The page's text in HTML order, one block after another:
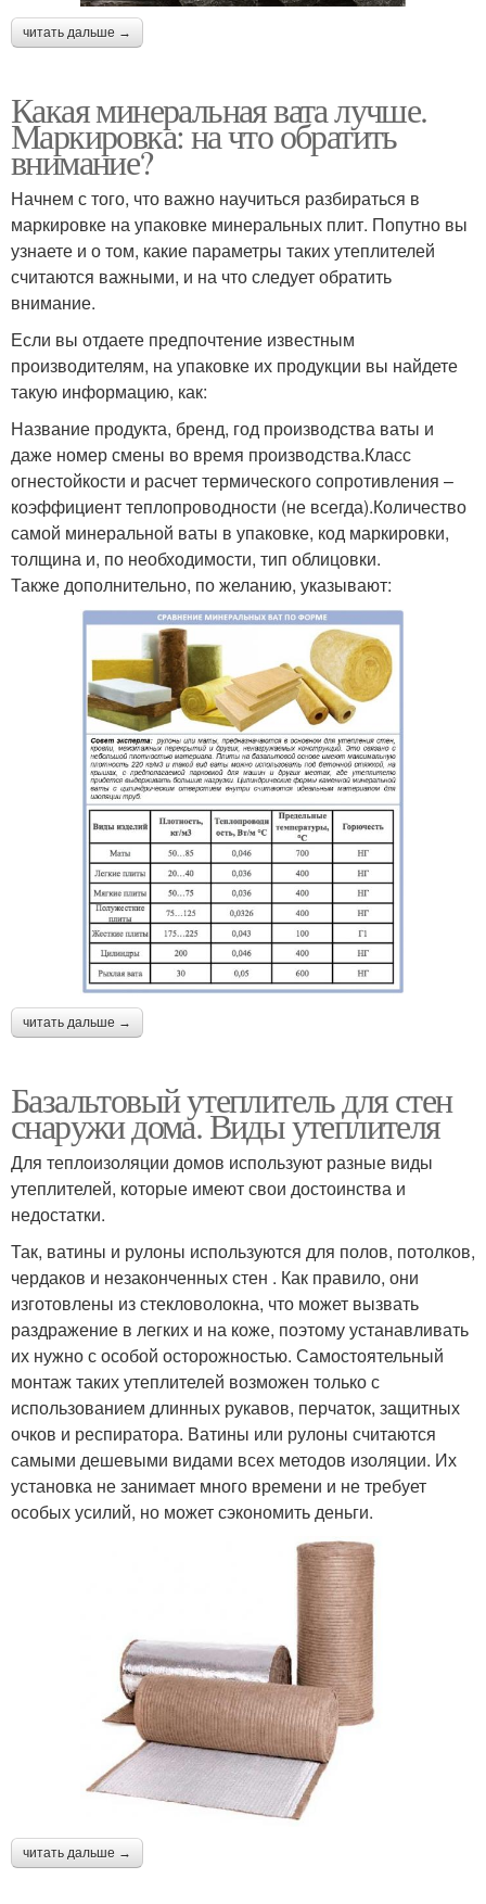
читать дальше →
Какая минеральная вата лучше.
Маркировка: на что обратить
внимание?
Начнем с того, что важно научиться разбираться в
маркировке на упаковке минеральных плит. Попутно вы
узнаете и о том, какие параметры таких утеплителей
считаются важными, и на что следует обратить
внимание.
Если вы отдаете предпочтение известным
производителям, на упаковке их продукции вы найдете
такую информацию, как:
Название продукта, бренд, год производства ваты и
даже номер смены во время производства.Класс
огнестойкости и расчет термического сопротивления –
коэффициент теплопроводности (не всегда).Количество
самой минеральной ваты в упаковке, код маркировки,
толщина и, по необходимости, тип облицовки.
Также дополнительно, по желанию, указывают:
читать дальше →
Базальтовый утеплитель для стен
снаружи дома. Виды утеплителя
Для теплоизоляции домов используют разные виды
утеплителей, которые имеют свои достоинства и
недостатки.
Так, ватины и рулоны используются для полов, потолков,
чердаков и незаконченных стен . Как правило, они
изготовлены из стекловолокна, что может вызвать
раздражение в легких и на коже, поэтому устанавливать
их нужно с особой осторожностью. Самостоятельный
монтаж таких утеплителей возможен только с
использованием длинных рукавов, перчаток, защитных
очков и респиратора. Ватины или рулоны считаются
самыми дешевыми видами всех методов изоляции. Их
установка не занимает много времени и не требует
особых усилий, но может сэкономить деньги.
читать дальше →